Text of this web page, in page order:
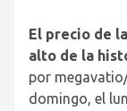
El precio de
alto de la
por
domingo, el